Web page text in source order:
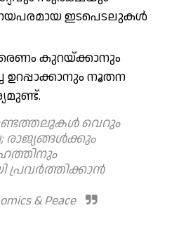
നയപരമായ ഇടപെടലുകൾ
കുറയ്ക്കാനും
ഉറപ്പാക്കാനും നൂതന
വെറും
പ്രവർത്തിക്കാൻ
& Peace